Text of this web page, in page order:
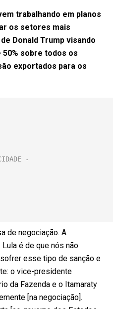
trabalhando em planos
os setores mais
Donald Trump visando
sobre todos os
exportados para os
de negociação. A
é de que nós não
esse tipo de sanção e
o vice-presidente
da Fazenda e o Itamaraty
[na negociação].